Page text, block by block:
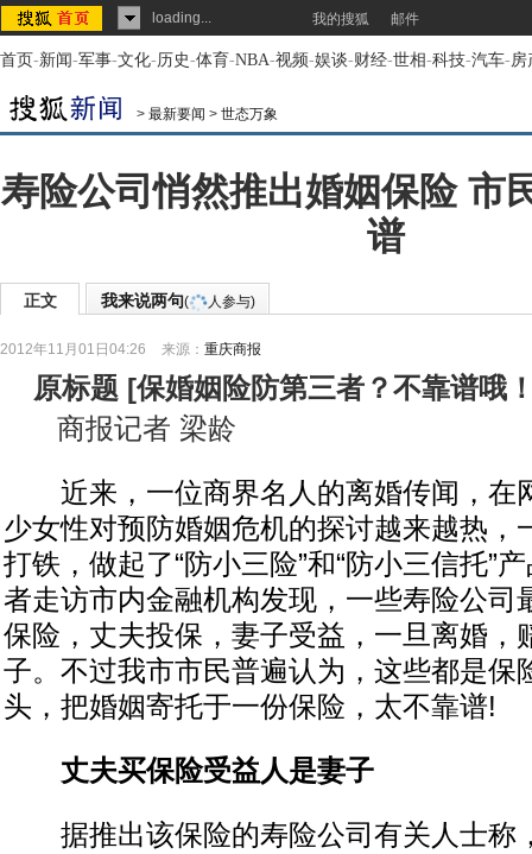
loading... 我的搜狐 邮件
首页-新闻-军事-文化-历史-体育-NBA-视频-娱谈-财经-世相-科技-汽车-房
> 最新要闻 > 世态万象
寿险公司悄然推出婚姻保险 市
谱
正文 我来说两句( 人参与)
2012年11月01日04:26 来源： 重庆商报
原标题 [保婚姻险防第三者？不靠谱哦
商报记者 梁龄
近来，一位商界名人的离婚传闻，在
少女性对预防婚姻危机的探讨越来越热，
打铁，做起了“防小三险”和“防小三信托”
者走访市内金融机构发现，一些寿险公司
保险，丈夫投保，妻子受益，一旦离婚，
子。不过我市市民普遍认为，这些都是保
头，把婚姻寄托于一份保险，太不靠谱!
丈夫买保险受益人是妻子
据推出该保险的寿险公司有关人士称